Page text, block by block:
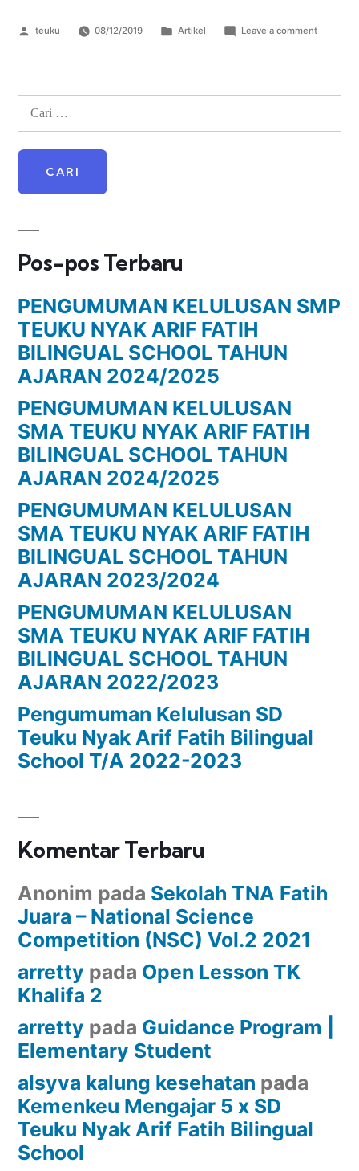
teuku 08/12/2019 Artikel Leave a comment
Pos-pos Terbaru
PENGUMUMAN KELULUSAN SMP
TEUKU NYAK ARIF FATIH
BILINGUAL SCHOOL TAHUN
AJARAN 2024/2025
PENGUMUMAN KELULUSAN
SMA TEUKU NYAK ARIF FATIH
BILINGUAL SCHOOL TAHUN
AJARAN 2024/2025
PENGUMUMAN KELULUSAN
SMA TEUKU NYAK ARIF FATIH
BILINGUAL SCHOOL TAHUN
AJARAN 2023/2024
PENGUMUMAN KELULUSAN
SMA TEUKU NYAK ARIF FATIH
BILINGUAL SCHOOL TAHUN
AJARAN 2022/2023
Pengumuman Kelulusan SD
Teuku Nyak Arif Fatih Bilingual
School T/A 2022-2023
Komentar Terbaru
Anonim pada Sekolah TNA Fatih
Juara – National Science
Competition (NSC) Vol.2 2021
arretty pada Open Lesson TK
Khalifa 2
arretty pada Guidance Program |
Elementary Student
alsyva kalung kesehatan pada
Kemenkeu Mengajar 5 x SD
Teuku Nyak Arif Fatih Bilingual
School